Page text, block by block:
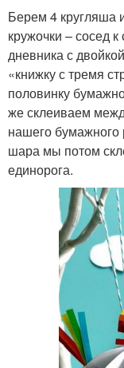
Берем 4 кругляша
кружочки – сосед
дневника с
«книжку с тремя
половинку
же склеиваем
нашего бумажного
шара мы потом
единорога.